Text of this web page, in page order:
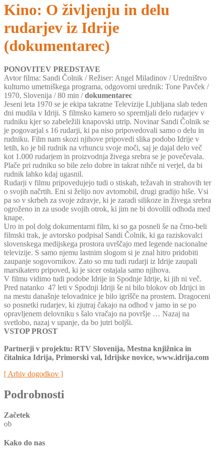
Kino: O življenju in delu
rudarjev iz Idrije
(dokumentarec)
PONOVITEV PREDSTAVE
Avtor filma: Sandi Čolnik / Režiser: Angel Miladinov / Uredništvo
kulturno umetniškega programa, odgovorni urednik: Tone Pavček /
1970, Slovenija / 80 min /dokumentarec
Jeseni leta 1970 se je ekipa takratne Televizije Ljubljana slab teden
dni mudila v Idriji. S filmsko kamero so spremljali delo rudarjev v
rudniku kjer so zabeležili knapovski utrip. Novinar Sandi Čolnik se
je pogovarjal s 16 rudarji, ki pa niso pripovedovali samo o delu in
rudniku. Film nam skozi njihove pripovedi slika podobo Idrije v
letih, ko je bil rudnik na vrhuncu svoje moči, saj je dajal delo več
kot 1.000 rudarjem in proizvodnja živega srebra se je povečevala.
Plače pri rudniku so bile zelo dobre in takrat nihče ni verjel, da bi
rudnik lahko kdaj ugasnil.
Rudarji v filmu pripovedujejo tudi o stiskah, težavah in strahovih ter
o svojih načrtih. Eni si želijo nov avtomobil, drugi gradijo hiše. Vsi
pa so v skrbeh za svoje zdravje, ki je zaradi silikoze in živega srebra
ogroženo in za usode svojih otrok, ki jim ne bi dovolili odhoda med
knape.
Uro in pol dolg dokumentarni film, ki so ga posneli še na črno-beli
filmski trak, je avtorsko podpisal Sandi Čolnik, ki ga raziskovalci
slovenskega medijskega prostora uvrščajo med legende nacionalne
televizije. S samo njemu lastnim slogom si je znal hitro pridobiti
zaupanje sogovornikov. Zato so mu tudi rudarji iz Idrije zaupali
marsikatero pripoved, ki je sicer ostajala samo njihova.
V filmu vidimo tudi podobe Idrije in Spodnje Idrije, ki jih ni več.
Pred natanko 47 leti v Spodnji Idriji še ni bilo blokov ob Idrijci in
na mestu današnje telovadnice je bilo igrišče na prostem. Dragoceni
so posnetki rudarjev, ki zjutraj čakajo na odhod v jamo in se po
opravljenem delovniku s šalo vračajo na površje … Nazaj na
svetlobo, nazaj v upanje, da bo jutri boljši.
VSTOP PROST
Partnerji v projektu: RTV Slovenija, Mestna knjižnica in
čitalnica Idrija, Primorski val, Idrijske novice, www.idrija.com
[ Arhiv dogodkov ]
Podrobnosti
Začetek
ob
Kako do nas